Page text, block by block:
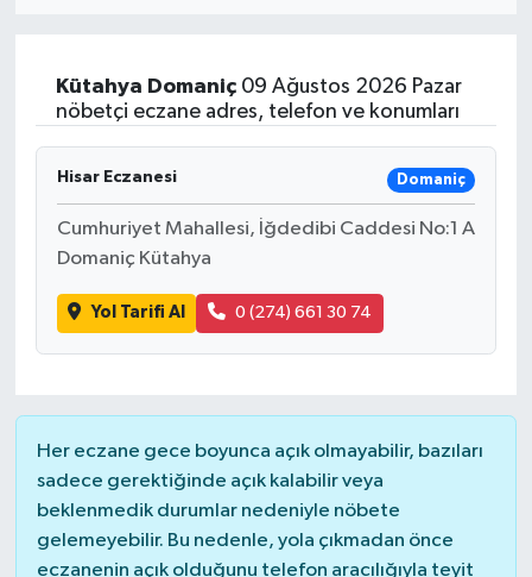
Kütahya Domaniç09 Ağustos 2026 Pazar
nöbetçi eczane adres, telefon ve konumları
Hisar Eczanesi Domaniç
Cumhuriyet Mahallesi, İğdedibi Caddesi No:1 A
Domaniç Kütahya
Yol Tarifi Al 0 (274) 661 30 74
Her eczane gece boyunca açık olmayabilir, bazıları
sadece gerektiğinde açık kalabilir veya
beklenmedik durumlar nedeniyle nöbete
gelemeyebilir. Bu nedenle, yola çıkmadan önce
eczanenin açık olduğunu telefon aracılığıyla teyit
Sağlık
Magazin